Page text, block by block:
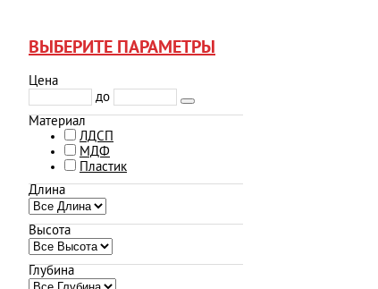
ВЫБЕРИТЕ ПАРАМЕТРЫ
Цена
до
Материал
ЛДСП
МДФ
Пластик
Длина
Высота
Глубина